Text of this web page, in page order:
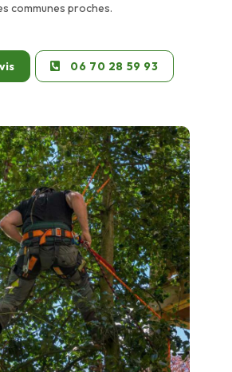
communes proches.
06 70 28 59 93